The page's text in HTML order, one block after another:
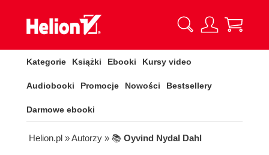
Kategorie Książki Ebooki Kursy video
Audiobooki Promocje Nowości Bestsellery
Darmowe ebooki
Helion.pl » Autorzy » 📚 Oyvind Nydal Dahl